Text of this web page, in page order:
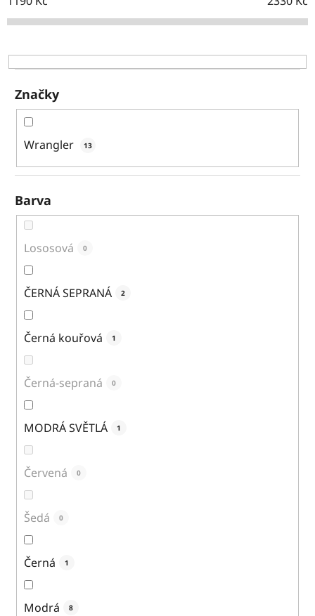
d
k
t
ůZnačky
Wrangler 13
Barva
Lososová 0
ČERNÁ SEPRANÁ 2
Černá kouřová 1
Černá-sepraná 0
MODRÁ SVĚTLÁ 1
Červená 0
Šedá 0
Černá 1
Modrá 8